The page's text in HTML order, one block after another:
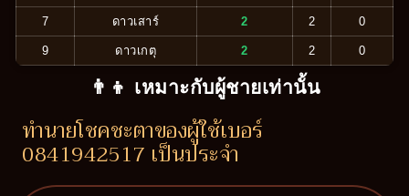
7 ดาวเสาร์ 2 2 0
9 ดาวเกตุ 2 2 0
👨‍👦 เหมาะกับผู้ชายเท่านั้น
ทำนายโชคชะตาของผู้ใช้เบอร์
0841942517 เป็นประจำ